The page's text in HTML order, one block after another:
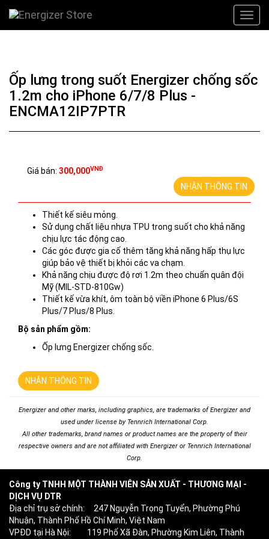
Ốp lưng trong suốt Energizer chống sốc
1.2m cho iPhone 6/7/8 Plus -
ENCMA12IP7PTR
Giá bán: 300,000VNĐ
NHẬN THÔNG TIN
Thiết kế siêu mỏng.
Sử dụng chất liệu nhựa TPU trong suốt cho khả năng
chịu lực tác động cao.
Các góc được gia cố thêm tăng khả năng hấp thụ lực
giúp bảo vệ thiết bị khỏi các va chạm.
Khả năng chịu được độ rơi 1.2m theo chuẩn quân đội
Mỹ (MIL-STD-810Gw)
Thiết kế vừa khít, ôm toàn bộ viền iPhone 6 Plus/6S
Plus/7 Plus/8 Plus.
Bộ sản phẩm gồm:
Ốp lưng Energizer chống sốc.
NHẬN THÔNG TIN
Energizer and other marks, including graphics, are trademarks of Energizer and
used under license by Tennrich International Corp.
All other trademarks, brand names or product names are the property of their
respective owners and are not affiliated with Energizer or Tennrich International
Corp.
Công ty TNHH MỘT THÀNH VIÊN SẢN XUẤT - THƯƠNG MẠI -
DỊCH VỤ DTR
Địa chỉ trụ sở chính: 247 Nguyễn Trọng Tuyển, Phường Phú
Nhuận, Thành Phố Hồ Chí Minh, Việt Nam
VPĐD tại Hà Nội: 119 Phố Xã Đàn, Phường Kim Liên, Thành